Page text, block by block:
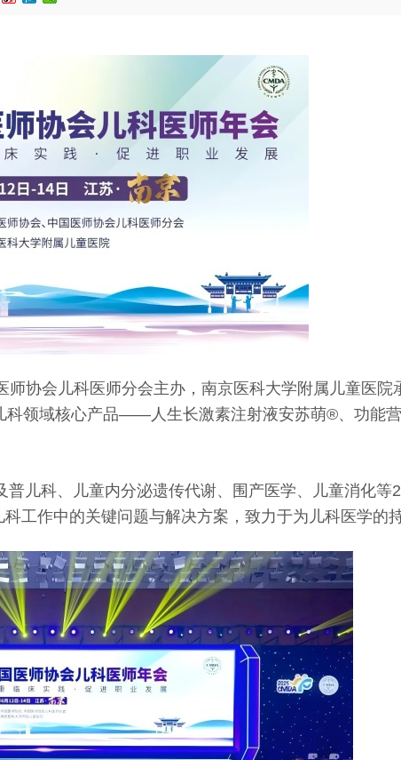
协会儿科医师分会主办，南京医科大学附属儿童医院
科领域核心产品——人生长激素注射液安苏萌®、功能
儿科、儿童内分泌遗传代谢、围产医学、儿童消化等
工作中的关键问题与解决方案，致力于为儿科医学的